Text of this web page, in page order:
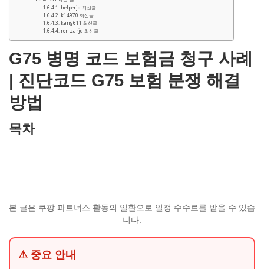
helperjd 최신글
k14970 최신글
kang611 최신글
rentcarjd 최신글
G75 병명 코드 보험금 청구 사례
| 진단코드 G75 보험 분쟁 해결
방법
목차
본 글은 쿠팡 파트너스 활동의 일환으로 일정 수수료를 받을 수 있습
니다.
⚠ 중요 안내